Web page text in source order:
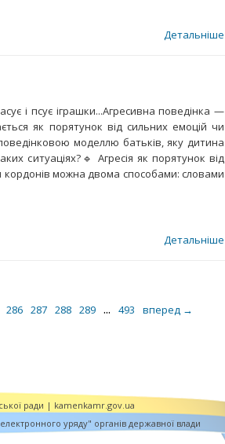
Детальніше
і псує іграшки...Агресивна поведінка —
як порятунок від сильних емоцій чи
моделлю батьків, яку дитина
ситуаціях?🔹 Агресія як порятунок від
можна двома способами: словами
Детальніше
286 287 288 289 ... 493 вперед →
ради | kamenkamr.gov.ua
уряду" органів державної влади